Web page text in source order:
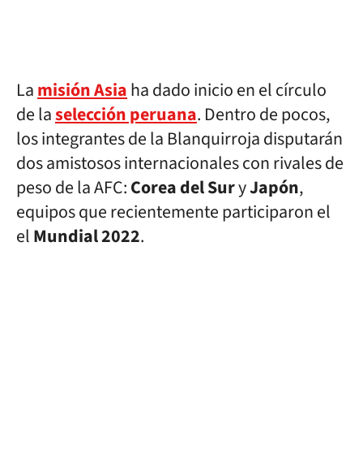
Lamisión Asiaha dado inicio en el círculo
de laselección peruana. Dentro de pocos,
los integrantes de la Blanquirroja disputarán
dos amistosos internacionales con rivales de
peso de la AFC:Corea del SuryJapón,
equipos que recientemente participaron el
elMundial 2022.